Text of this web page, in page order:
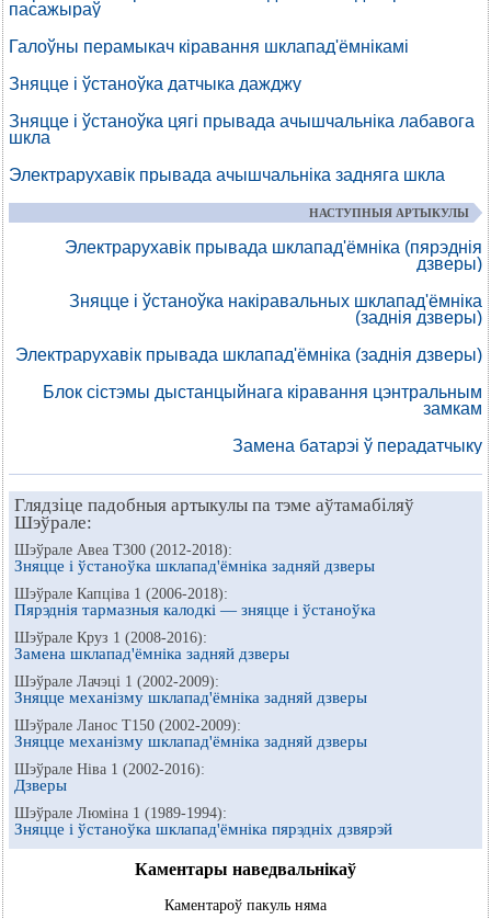
пасажыраў
Галоўны перамыкач кіравання шклапад'ёмнікамі
Зняцце і ўстаноўка датчыка дажджу
Зняцце і ўстаноўка цягі прывада ачышчальніка лабавога
шкла
Электрарухавік прывада ачышчальніка задняга шкла
НАСТУПНЫЯ АРТЫКУЛЫ
Электрарухавік прывада шклапад'ёмніка (пярэднія
дзверы)
Зняцце і ўстаноўка накіравальных шклапад'ёмніка
(заднія дзверы)
Электрарухавік прывада шклапад'ёмніка (заднія дзверы)
Блок сістэмы дыстанцыйнага кіравання цэнтральным
замкам
Замена батарэі ў перадатчыку
Глядзіце падобныя артыкулы па тэме аўтамабіляў
Шэўрале:
Шэўрале Авеа Т300 (2012-2018):
Зняцце і ўстаноўка шклапад'ёмніка задняй дзверы
Шэўрале Капціва 1 (2006-2018):
Пярэднія тармазныя калодкі — зняцце і ўстаноўка
Шэўрале Круз 1 (2008-2016):
Замена шклапад'ёмніка задняй дзверы
Шэўрале Лачэці 1 (2002-2009):
Зняцце механізму шклапад'ёмніка задняй дзверы
Шэўрале Ланос Т150 (2002-2009):
Зняцце механізму шклапад'ёмніка задняй дзверы
Шэўрале Ніва 1 (2002-2016):
Дзверы
Шэўрале Люміна 1 (1989-1994):
Зняцце і ўстаноўка шклапад'ёмніка пярэдніх дзвярэй
Каментары наведвальнікаў
Каментароў пакуль няма